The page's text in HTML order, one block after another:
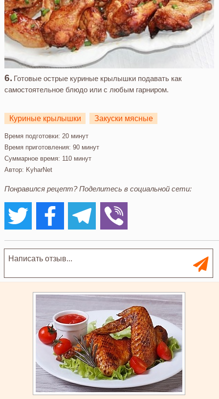
Готовые острые куриные крылышки подавать как
самостоятельное блюдо или с любым гарниром.
Куриные крылышки Закуски мясные
Время подготовки: 20 минут
Время приготовления: 90 минут
Суммарное время: 110 минут
Автор: KyharNet
Понравился рецепт? Поделитесь в социальной сети: